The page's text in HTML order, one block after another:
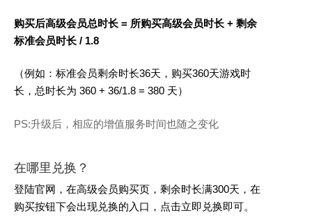
购买后高级会员总时长 = 所购买高级会员时长 + 剩余
标准会员时长 / 1.8
（例如：标准会员剩余时长36天，购买360天游戏时
长，总时长为 360 + 36/1.8 = 380 天）
PS:升级后，相应的增值服务时间也随之变化
在哪里兑换？
登陆官网，在高级会员购买页，剩余时长满300天，在
购买按钮下会出现兑换的入口，点击立即兑换即可。